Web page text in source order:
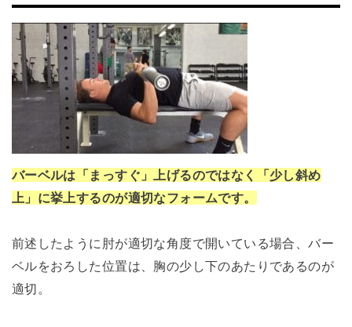
バーベルは「まっすぐ」上げるのではなく「少し斜め
上」に挙上するのが適切なフォームです。
前述したように肘が適切な角度で開いている場合、バー
ベルをおろした位置は、胸の少し下のあたりであるのが
適切。